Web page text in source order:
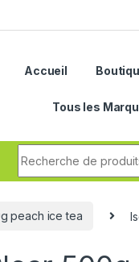
Accueil
Tous les
peach ice tea